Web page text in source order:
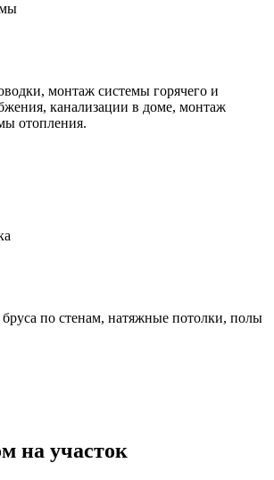
монтаж системы горячего и
канализации в доме, монтаж
отопления.
по стенам, натяжные потолки, полы
на участок